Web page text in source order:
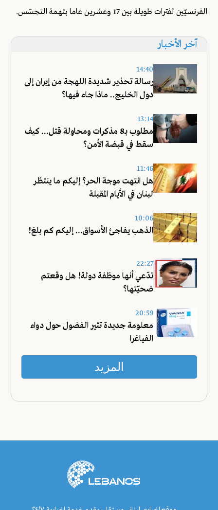
الفرنسيّين لفترات طويلة بين 17 وعشرين عاما بتهمة التجسّس.
آخر الأخبار
14:40
رسالة تحذير شديدة اللهجة من إيران إلى
دول الخليج.. ماذا جاء فيها؟
13:14
مطلوب بـ8 مذكرات ومحاولة قتل... كيف
سقط في قبضة الأمن؟
11:46
هل انتهت موجة الحر؟ إليكم ما ينتظر
لبنان في الأيام المقبلة
10:06
الذهب يفاجئ الأسواق... إليكم كم بلغ!
22:27
تدّعي أنها موظفة دولة! هل وقعتم
ضحيّتها؟
20:59
معلومة جديدة تثير الفضول حول دواء
الفياغرا
المزيد